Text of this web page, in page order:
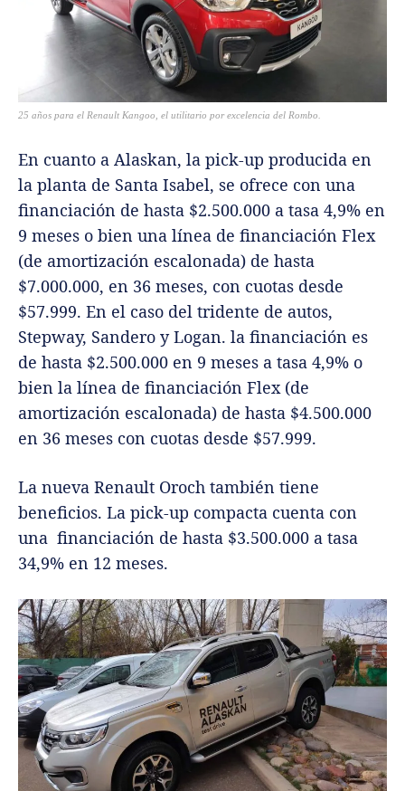
25 años para el Renault Kangoo, el utilitario por excelencia del Rombo.
En cuanto a Alaskan, la pick-up producida en
la planta de Santa Isabel, se ofrece con una
financiación de hasta $2.500.000 a tasa 4,9% en
9 meses o bien una línea de financiación Flex
(de amortización escalonada) de hasta
$7.000.000, en 36 meses, con cuotas desde
$57.999. En el caso del tridente de autos,
Stepway, Sandero y Logan. la financiación es
de hasta $2.500.000 en 9 meses a tasa 4,9% o
bien la línea de financiación Flex (de
amortización escalonada) de hasta $4.500.000
en 36 meses con cuotas desde $57.999.
La nueva Renault Oroch también tiene
beneficios. La pick-up compacta cuenta con
una financiación de hasta $3.500.000 a tasa
34,9% en 12 meses.